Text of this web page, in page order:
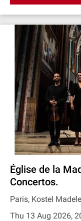
Église de la
Concertos.
Paris, Kostel
Thu 13 Aug 2026,